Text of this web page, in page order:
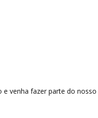
e venha fazer parte do nosso